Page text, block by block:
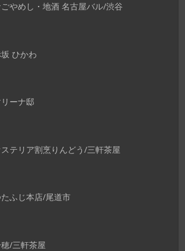
やめし・地酒 名古屋バル/渋谷
ひかわ
ーナ邸
テリア割烹りんどう/三軒茶屋
ふじ本店/尾道市
/三軒茶屋